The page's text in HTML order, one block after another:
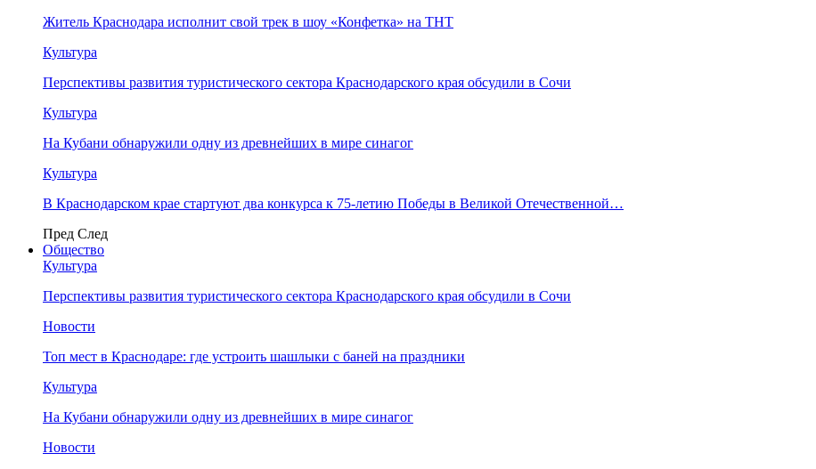
Житель Краснодара исполнит свой трек в шоу «Конфетка» на ТНТ
Культура
Перспективы развития туристического сектора Краснодарского края обсудили в Сочи
Культура
На Кубани обнаружили одну из древнейших в мире синагог
Культура
В Краснодарском крае стартуют два конкурса к 75-летию Победы в Великой Отечественной…
Пред След
Общество
Культура
Перспективы развития туристического сектора Краснодарского края обсудили в Сочи
Новости
Топ мест в Краснодаре: где устроить шашлыки с баней на праздники
Культура
На Кубани обнаружили одну из древнейших в мире синагог
Новости